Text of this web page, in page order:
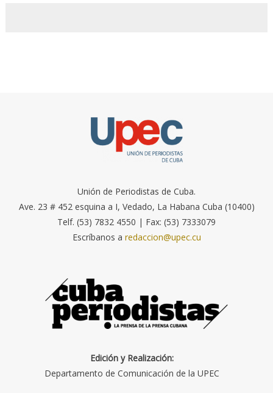
Unión de Periodistas de Cuba.
Ave. 23 # 452 esquina a I, Vedado, La Habana Cuba (10400)
Telf. (53) 7832 4550 | Fax: (53) 7333079
Escríbanos a redaccion@upec.cu
Edición y Realización:
Departamento de Comunicación de la UPEC